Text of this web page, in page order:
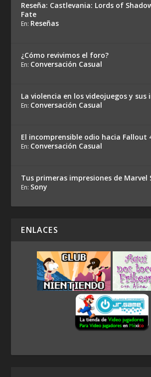
Reseña: Castlevania: Lords of
Fate
En: Reseñas
¿Cómo revivimos el foro?
En: Conversación Casual
La violencia en los videojuegos y sus
En: Conversación Casual
El incomprensible odio hacia Fallout
En: Conversación Casual
Tus primeras impresiones de Marvel
En: Sony
ENLACES